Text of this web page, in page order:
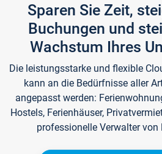
Sparen Sie Zeit,
Buchungen und
Wachstum Ihres
Die leistungsstarke und flexible
kann an die Bedürfnisse aller
angepasst werden:
Hostels, Ferienhäuser,
professionelle Verwalter